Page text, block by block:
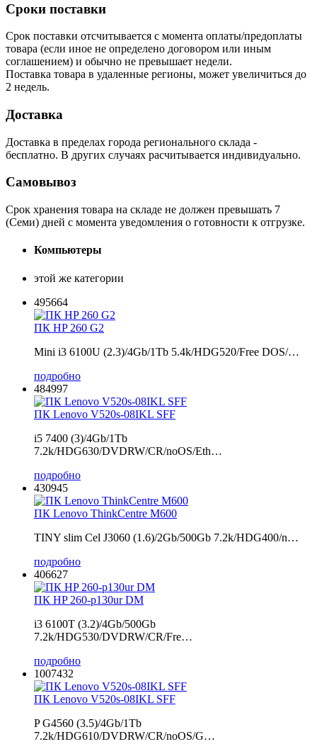
Сроки поставки
Срок поставки отсчитывается с момента оплаты/предоплаты
товара (если иное не определено договором или иным
соглашением) и обычно не превышает недели.
Поставка товара в удаленные регионы, может увеличиться до
2 недель.
Доставка
Доставка в пределах города регионального склада -
бесплатно. В других случаях расчитывается индивидуально.
Самовывоз
Срок хранения товара на складе не должен превышать 7
(Семи) дней с момента уведомления о готовности к отгрузке.
Компьютеры
этой же категории
495664
ПК HP 260 G2
Mini i3 6100U (2.3)/4Gb/1Tb 5.4k/HDG520/Free DOS/…
подробно
484997
ПК Lenovo V520s-08IKL SFF
i5 7400 (3)/4Gb/1Tb
7.2k/HDG630/DVDRW/CR/noOS/Eth…
подробно
430945
ПК Lenovo ThinkCentre M600
TINY slim Cel J3060 (1.6)/2Gb/500Gb 7.2k/HDG400/n…
подробно
406627
ПК HP 260-p130ur DM
i3 6100T (3.2)/4Gb/500Gb
7.2k/HDG530/DVDRW/CR/Fre…
подробно
1007432
ПК Lenovo V520s-08IKL SFF
P G4560 (3.5)/4Gb/1Tb
7.2k/HDG610/DVDRW/CR/noOS/G…